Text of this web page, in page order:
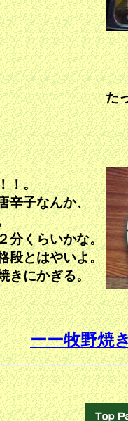
た
！。
辛子なんか、
分くらいかな。
段とはやいよ。
きにかぎる。
ーー牧野焼